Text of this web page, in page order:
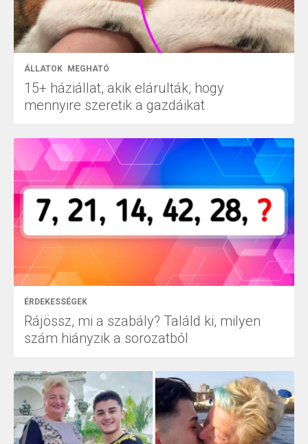
ÁLLATOK MEGHATÓ
15+ háziállat, akik elárulták, hogy
mennyire szeretik a gazdáikat
ÉRDEKESSÉGEK
Rájössz, mi a szabály? Találd ki, milyen
szám hiányzik a sorozatból